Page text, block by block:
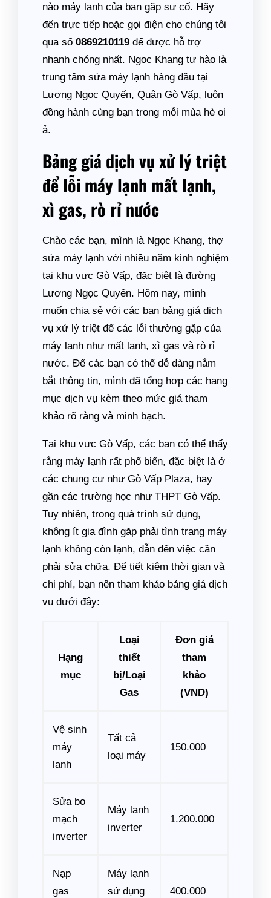
nào máy lạnh của bạn gặp sự cố. Hãy
đến trực tiếp hoặc gọi điện cho chúng tôi
qua số 0869210119 để được hỗ trợ
nhanh chóng nhất. Ngọc Khang tự hào là
trung tâm sửa máy lạnh hàng đầu tại
Lương Ngọc Quyến, Quận Gò Vấp, luôn
đồng hành cùng bạn trong mỗi mùa hè oi
ả.
Bảng giá dịch vụ xử lý triệt
để lỗi máy lạnh mất lạnh,
xì gas, rò rỉ nước
Chào các bạn, mình là Ngọc Khang, thợ
sửa máy lạnh với nhiều năm kinh nghiệm
tại khu vực Gò Vấp, đặc biệt là đường
Lương Ngọc Quyến. Hôm nay, mình
muốn chia sẻ với các bạn bảng giá dịch
vụ xử lý triệt để các lỗi thường gặp của
máy lạnh như mất lạnh, xì gas và rò rỉ
nước. Để các bạn có thể dễ dàng nắm
bắt thông tin, mình đã tổng hợp các hạng
mục dịch vụ kèm theo mức giá tham
khảo rõ ràng và minh bạch.
Tại khu vực Gò Vấp, các bạn có thể thấy
rằng máy lạnh rất phổ biến, đặc biệt là ở
các chung cư như Gò Vấp Plaza, hay
gần các trường học như THPT Gò Vấp.
Tuy nhiên, trong quá trình sử dụng,
không ít gia đình gặp phải tình trạng máy
lạnh không còn lạnh, dẫn đến việc cần
phải sửa chữa. Để tiết kiệm thời gian và
chi phí, bạn nên tham khảo bảng giá dịch
vụ dưới đây:
Hạng
mục
Loại
thiết
bị/Loại
Gas
Đơn giá
tham
khảo
(VND)
Vệ sinh
máy
lạnh
Tất cả
loại máy
150.000
Sửa bo
mạch
inverter
Máy lạnh
inverter
1.200.000
Nạp
gas
Máy lạnh
sử dụng
400.000